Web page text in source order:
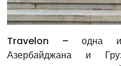
Travelon – одна
Азербайджана и